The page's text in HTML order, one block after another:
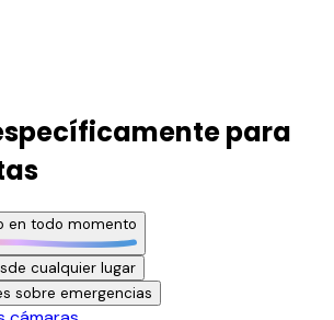
para
en todo momento
cualquier lugar
sobre emergencias